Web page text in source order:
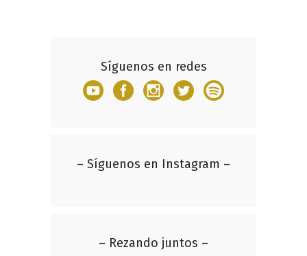
Síguenos en redes
– Síguenos en Instagram –
– Rezando juntos –